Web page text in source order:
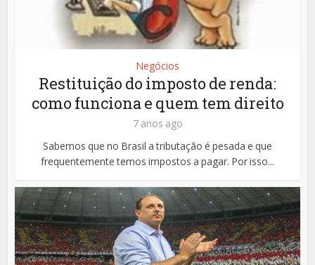
Negócios
Restituição do imposto de renda:
como funciona e quem tem direito
7 anos ago
Sabemos que no Brasil a tributação é pesada e que
frequentemente temos impostos a pagar. Por isso...